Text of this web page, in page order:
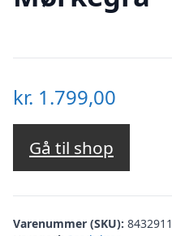
kr. 1.799,00
Gå til shop
Varenummer (SKU):